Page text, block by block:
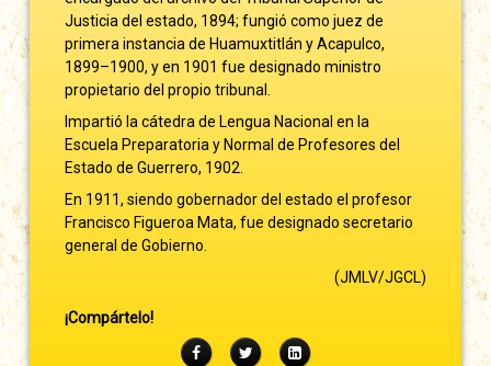
Justicia del estado, 1894; fungió como juez de
primera instancia de Huamuxtitlán y Acapulco,
1899–1900, y en 1901 fue designado ministro
propietario del propio tribunal.
Impartió la cátedra de Lengua Nacional en la
Escuela Preparatoria y Normal de Profesores del
Estado de Guerrero, 1902.
En 1911, siendo gobernador del estado el profesor
Francisco Figueroa Mata, fue designado secretario
general de Gobierno.
(JMLV/JGCL)
¡Compártelo!
FacebookTwitterLinkedIn